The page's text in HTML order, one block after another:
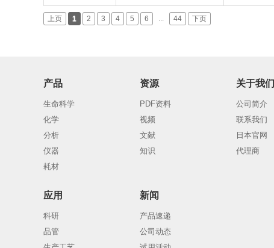
上页 1 2 3 4 5 6 ... 44 下页
产品
生命科学
化学
分析
仪器
耗材
资源
PDF资料
视频
文献
知识
关于我们
公司简介
联系我们
日本官网
代理商
应用
科研
品管
新闻
产品速递
公司动态